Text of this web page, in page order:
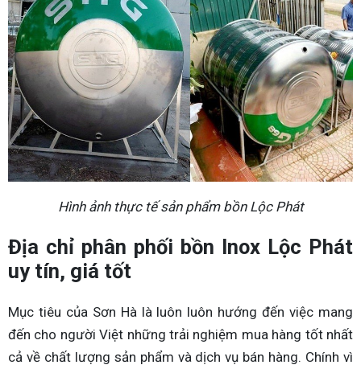
Hình ảnh thực tế sản phẩm bồn Lộc Phát
Địa chỉ phân phối bồn Inox Lộc Phát
uy tín, giá tốt
Mục tiêu của Sơn Hà là luôn luôn hướng đến việc mang
đến cho người Việt những trải nghiệm mua hàng tốt nhất
cả về chất lượng sản phẩm và dịch vụ bán hàng. Chính vì